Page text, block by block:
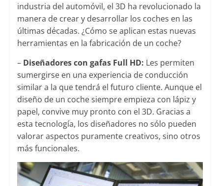
industria del automóvil, el 3D ha revolucionado la
manera de crear y desarrollar los coches en las
últimas décadas. ¿Cómo se aplican estas nuevas
herramientas en la fabricación de un coche?
– Diseñadores con gafas Full HD: Les permiten
sumergirse en una experiencia de conducción
similar a la que tendrá el futuro cliente. Aunque el
diseño de un coche siempre empieza con lápiz y
papel, convive muy pronto con el 3D. Gracias a
esta tecnología, los diseñadores no sólo pueden
valorar aspectos puramente creativos, sino otros
más funcionales.